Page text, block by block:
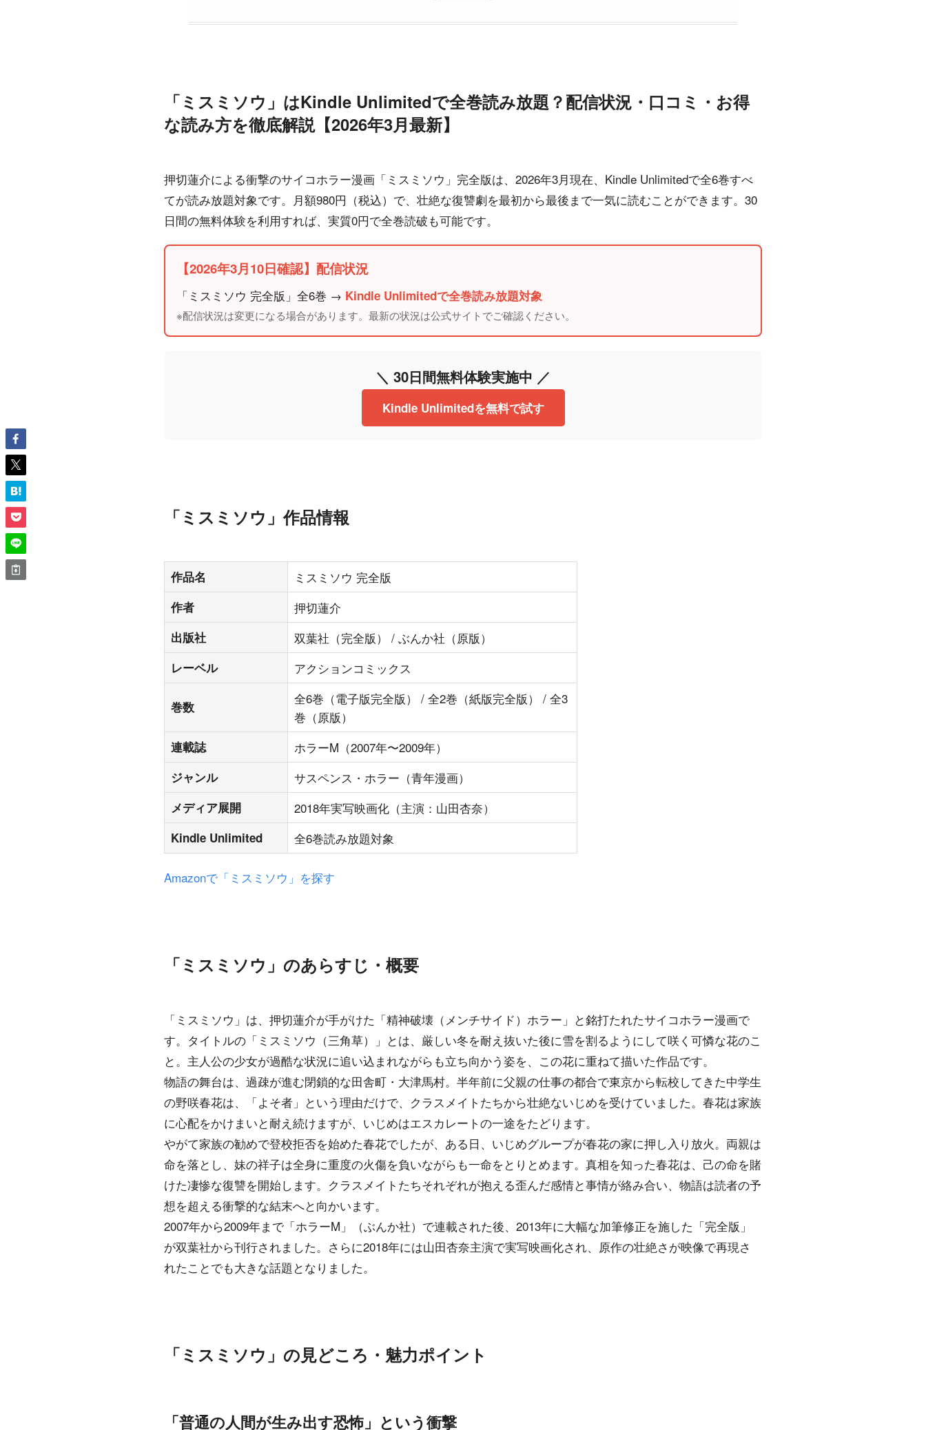
「ミスミソウ」はKindle Unlimitedで全巻読み放題？配信状況・口コミ・お得
な読み方を徹底解説【2026年3月最新】
押切蓮介による衝撃のサイコホラー漫画「ミスミソウ」完全版は、2026年3月現在、Kindle Unlimitedで全6巻すべ
てが読み放題対象です。月額980円（税込）で、壮絶な復讐劇を最初から最後まで一気に読むことができます。30
日間の無料体験を利用すれば、実質0円で全巻読破も可能です。
【2026年3月10日確認】配信状況
「ミスミソウ 完全版」全6巻 → Kindle Unlimitedで全巻読み放題対象
※配信状況は変更になる場合があります。最新の状況は公式サイトでご確認ください。
＼ 30日間無料体験実施中 ／
Kindle Unlimitedを無料で試す
「ミスミソウ」作品情報
作品名 ミスミソウ 完全版
作者 押切蓮介
出版社 双葉社（完全版） / ぶんか社（原版）
レーベル アクションコミックス
巻数
全6巻（電子版完全版） / 全2巻（紙版完全版） / 全3
巻（原版）
連載誌 ホラーM（2007年〜2009年）
ジャンル サスペンス・ホラー（青年漫画）
メディア展開 2018年実写映画化（主演：山田杏奈）
Kindle Unlimited 全6巻読み放題対象
Amazonで「ミスミソウ」を探す
「ミスミソウ」のあらすじ・概要
「ミスミソウ」は、押切蓮介が手がけた「精神破壊（メンチサイド）ホラー」と銘打たれたサイコホラー漫画で
す。タイトルの「ミスミソウ（三角草）」とは、厳しい冬を耐え抜いた後に雪を割るようにして咲く可憐な花のこ
と。主人公の少女が過酷な状況に追い込まれながらも立ち向かう姿を、この花に重ねて描いた作品です。
物語の舞台は、過疎が進む閉鎖的な田舎町・大津馬村。半年前に父親の仕事の都合で東京から転校してきた中学生
の野咲春花は、「よそ者」という理由だけで、クラスメイトたちから壮絶ないじめを受けていました。春花は家族
に心配をかけまいと耐え続けますが、いじめはエスカレートの一途をたどります。
やがて家族の勧めで登校拒否を始めた春花でしたが、ある日、いじめグループが春花の家に押し入り放火。両親は
命を落とし、妹の祥子は全身に重度の火傷を負いながらも一命をとりとめます。真相を知った春花は、己の命を賭
けた凄惨な復讐を開始します。クラスメイトたちそれぞれが抱える歪んだ感情と事情が絡み合い、物語は読者の予
想を超える衝撃的な結末へと向かいます。
2007年から2009年まで「ホラーM」（ぶんか社）で連載された後、2013年に大幅な加筆修正を施した「完全版」
が双葉社から刊行されました。さらに2018年には山田杏奈主演で実写映画化され、原作の壮絶さが映像で再現さ
れたことでも大きな話題となりました。
「ミスミソウ」の見どころ・魅力ポイント
「普通の人間が生み出す恐怖」という衝撃